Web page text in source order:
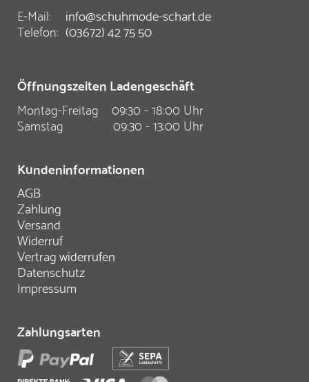
E-Mail:
info@schuhmode-schart.de
Telefon: (03672) 42 75 50
Öffnungszeiten Ladengeschäft
Montag-Freitag
09:30 - 18:00 Uhr
Samstag
09:30 - 13:00 Uhr
Kundeninformationen
AGB
Zahlung
Versand
Widerruf
Vertrag widerrufen
Datenschutz
Impressum
Zahlungsarten